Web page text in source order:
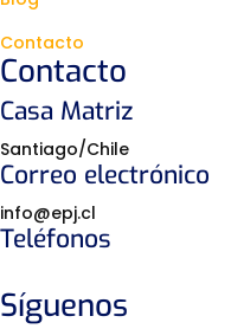
Contacto
Contacto
Casa Matriz
Santiago/Chile
Correo electrónico
info@epj.cl
Teléfonos
Síguenos